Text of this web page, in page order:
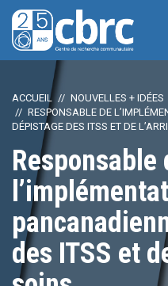
ACCUEIL
NOUVELLES + IDÉES
RESPONSABLE DE
DÉPISTAGE DES ITSS ET DE
Responsable
des ITSS et